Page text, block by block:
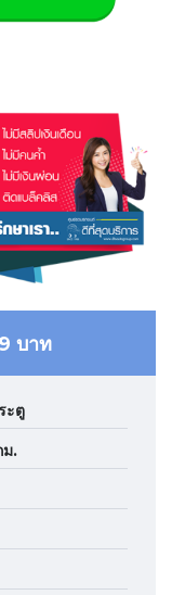
บาท
ะตู
ม.